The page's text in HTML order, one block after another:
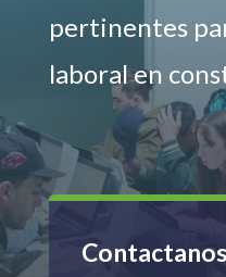
pertinentes
laboral en